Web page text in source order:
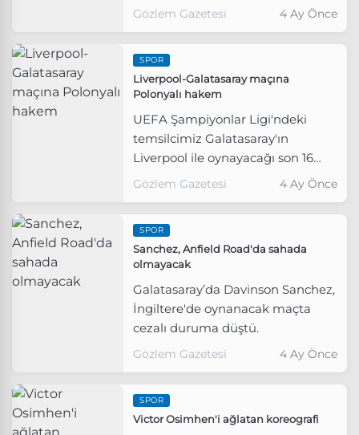
Gözlem Gazetesi 4 Ay Önce
SPOR
Liverpool-Galatasaray maçına
Polonyalı hakem
UEFA Şampiyonlar Ligi'ndeki
temsilcimiz Galatasaray'ın
Liverpool ile oynayacağı son 16
turu rövanş maçını Polonyalı
Gözlem Gazetesi 4 Ay Önce
SPOR
Sanchez, Anfield Road'da sahada
olmayacak
Galatasaray’da Davinson Sanchez,
İngiltere'de oynanacak maçta
cezalı duruma düştü.
Gözlem Gazetesi 4 Ay Önce
SPOR
Victor Osimhen'i ağlatan koreografi